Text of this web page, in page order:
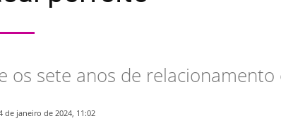
sete anos de
de janeiro de 2024, 11:02